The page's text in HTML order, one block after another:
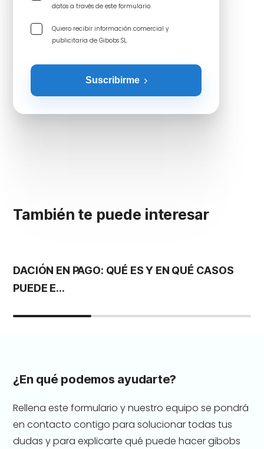
datos a través de este formulario.
Quiero recibir información comercial y
publicitaria de Gibobs SL.
Suscribirme
También te puede interesar
DACIÓN EN PAGO: QUÉ ES Y EN QUÉ CASOS
PUEDE E...
¿En qué podemos ayudarte?
Rellena este formulario y nuestro equipo se pondrá
en contacto contigo para solucionar todas tus
dudas y para explicarte qué puede hacer gibobs